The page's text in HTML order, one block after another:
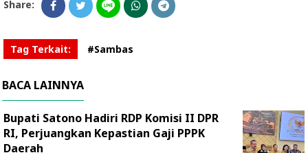
Share:
Tag Terkait: #Sambas
BACA LAINNYA
Bupati Satono Hadiri RDP Komisi II DPR
RI, Perjuangkan Kepastian Gaji PPPK
Daerah